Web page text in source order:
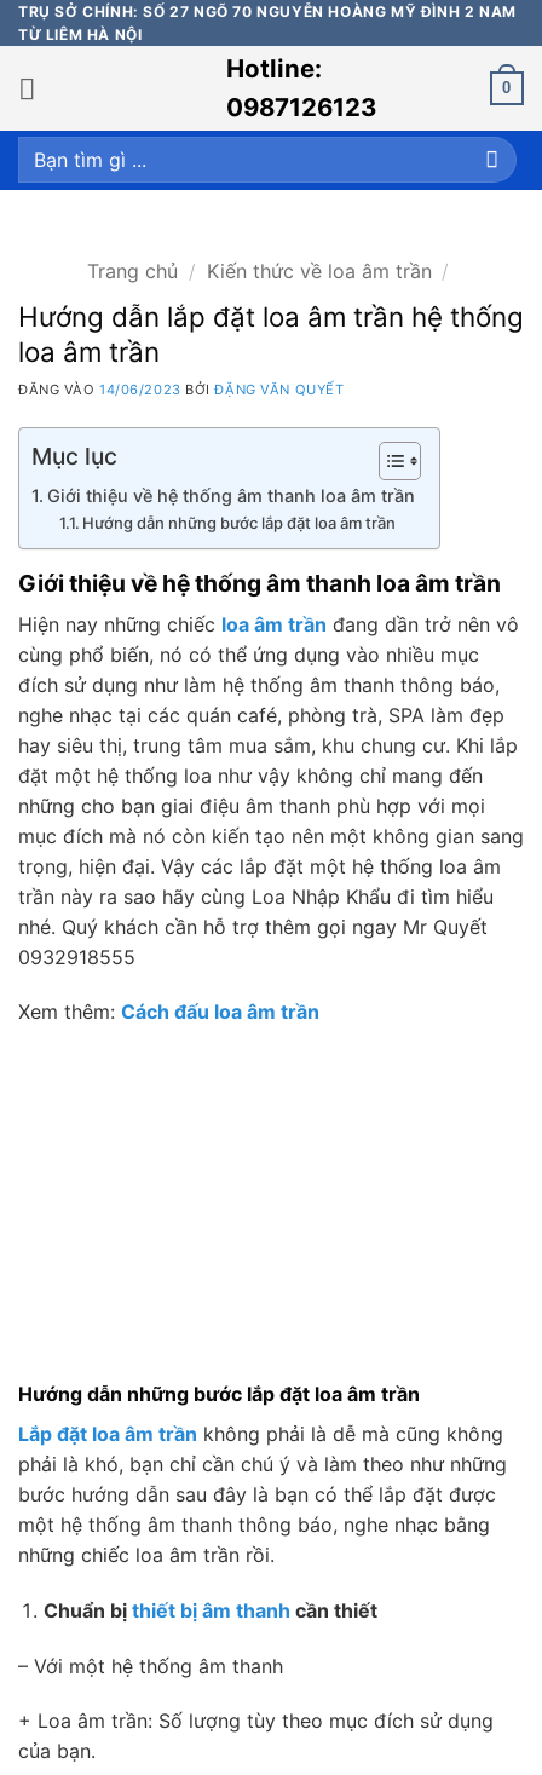
Bỏ
qua
nội
dung
TRỤ SỞ CHÍNH: SỐ 27 NGÕ 70 NGUYỄN HOÀNG MỸ ĐÌNH 2 NAM
TỪ LIÊM HÀ NỘI
Hotline:
0987126123
0
Tìm
kiếm:
Trang chủ / Kiến thức về loa âm trần /
Hướng dẫn lắp đặt loa âm trần hệ thống
loa âm trần
ĐĂNG VÀO14/06/2023 BỞIĐẶNG VĂN QUYẾT
Mục lục
Giới thiệu về hệ thống âm thanh loa âm trần
Hướng dẫn những bước lắp đặt loa âm trần
Giới thiệu về hệ thống âm thanh loa âm trần
Hiện nay những chiếc loa âm trần đang dần trở nên vô
cùng phổ biến, nó có thể ứng dụng vào nhiều mục
đích sử dụng như làm hệ thống âm thanh thông báo,
nghe nhạc tại các quán café, phòng trà, SPA làm đẹp
hay siêu thị, trung tâm mua sắm, khu chung cư. Khi lắp
đặt một hệ thống loa như vậy không chỉ mang đến
những cho bạn giai điệu âm thanh phù hợp với mọi
mục đích mà nó còn kiến tạo nên một không gian sang
trọng, hiện đại. Vậy các lắp đặt một hệ thống loa âm
trần này ra sao hãy cùng Loa Nhập Khẩu đi tìm hiểu
nhé. Quý khách cần hỗ trợ thêm gọi ngay Mr Quyết
0932918555
Xem thêm: Cách đấu loa âm trần
Hướng dẫn những bước lắp đặt loa âm trần
Lắp đặt loa âm trần không phải là dễ mà cũng không
phải là khó, bạn chỉ cần chú ý và làm theo như những
bước hướng dẫn sau đây là bạn có thể lắp đặt được
một hệ thống âm thanh thông báo, nghe nhạc bằng
những chiếc loa âm trần rồi.
Chuẩn bị thiết bị âm thanh cần thiết
– Với một hệ thống âm thanh
+ Loa âm trần: Số lượng tùy theo mục đích sử dụng
của bạn.